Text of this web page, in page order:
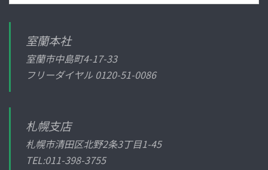
室蘭本社
室蘭市中島町4-17-33
フリーダイヤル 0120-51-0086
札幌支店
札幌市清田区北野2条3丁目1-45
TEL:011-398-3755